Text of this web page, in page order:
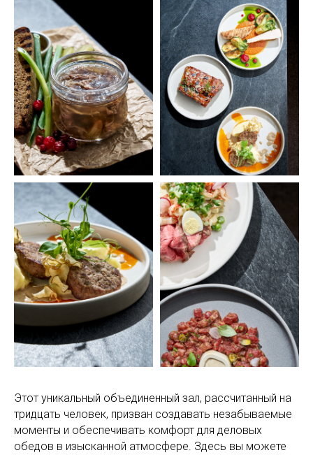
Этот уникальный объединенный зал, рассчитанный на
тридцать человек, призван создавать незабываемые
моменты и обеспечивать комфорт для деловых
обедов в изысканной атмосфере. Здесь вы можете